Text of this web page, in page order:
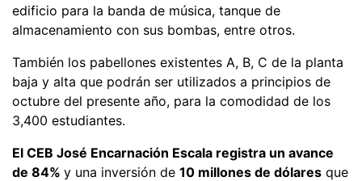
edificio para la banda de música, tanque de
almacenamiento con sus bombas, entre otros.
También los pabellones existentes A, B, C de la planta
baja y alta que podrán ser utilizados a principios de
octubre del presente año, para la comodidad de los
3,400 estudiantes.
El CEB José Encarnación Escala registra un avance
de 84% y una inversión de 10 millones de dólares que